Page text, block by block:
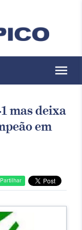
menu
mas deixa
em
Partilhar